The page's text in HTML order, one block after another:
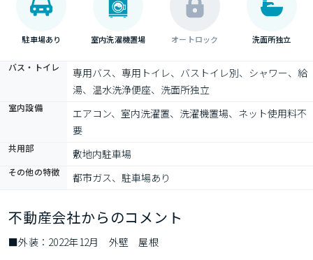
駐車場あり 室内洗濯機置場 オートロック 洗面所独立
バス・トイレ
専用バス、専用トイレ、バストイレ別、シャワー、給
湯、温水洗浄便座、洗面所独立
室内設備
エアコン、室内洗濯置、洗濯機置場、ネット使用料不
要
共用部 敷地内駐車場
その他の特徴 都市ガス、駐車場あり
不動産会社からのコメント
■外装：2022年12月　外壁　屋根